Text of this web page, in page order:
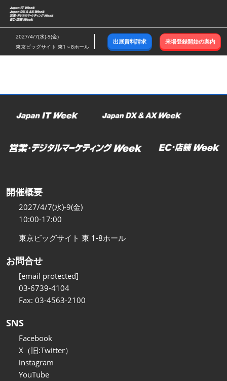
ス
キ
ッ
し
む
2027/4/7(水)-9(金)
東京ビッグサイト 東1～8ホール
出展資料請求 来場登録開始の案内
開催概要
2027/4/7(水)-9(金)
10:00-17:00
東京ビッグサイト 東 1-8ホール
お問合せ
[email protected]
03-6739-4104
Fax: 03-4563-2100
SNS
Facebook
X（旧:Twitter）
instagram
YouTube